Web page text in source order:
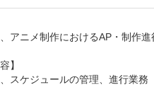
アニメ制作におけるAP・制作進
】